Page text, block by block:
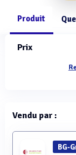
Produit
Prix
Vendu par :
BG-